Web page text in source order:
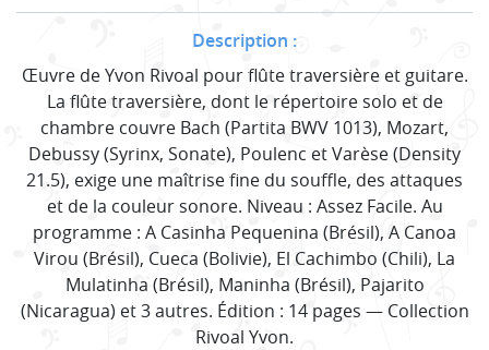
Description :
Œuvre de Yvon Rivoal pour flûte traversière et guitare.
La flûte traversière, dont le répertoire solo et de
chambre couvre Bach (Partita BWV 1013), Mozart,
Debussy (Syrinx, Sonate), Poulenc et Varèse (Density
21.5), exige une maîtrise fine du souffle, des attaques
et de la couleur sonore. Niveau : Assez Facile. Au
programme : A Casinha Pequenina (Brésil), A Canoa
Virou (Brésil), Cueca (Bolivie), El Cachimbo (Chili), La
Mulatinha (Brésil), Maninha (Brésil), Pajarito
(Nicaragua) et 3 autres. Édition : 14 pages — Collection
Rivoal Yvon.